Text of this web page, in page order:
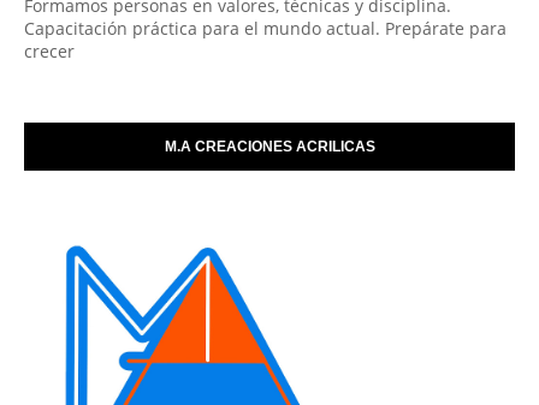
Formamos personas en valores, técnicas y disciplina.
Capacitación práctica para el mundo actual. Prepárate para
crecer
M.A CREACIONES ACRILICAS